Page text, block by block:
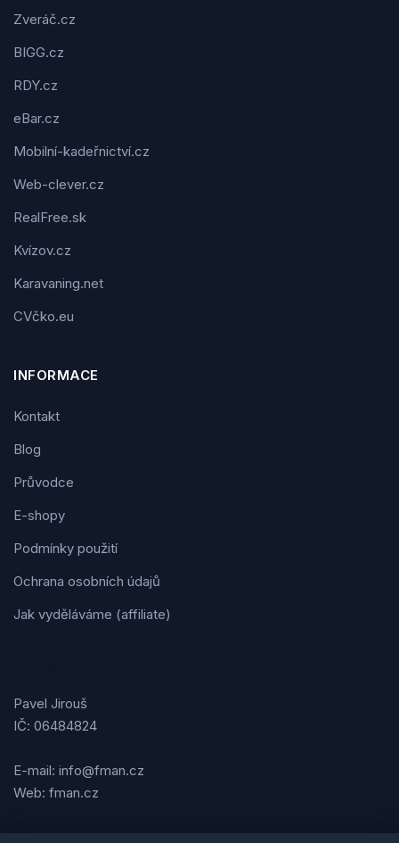
Zveráč.cz
BIGG.cz
RDY.cz
eBar.cz
Mobilní-kadeřnictví.cz
Web-clever.cz
RealFree.sk
Kvízov.cz
Karavaning.net
CVčko.eu
INFORMACE
Kontakt
Blog
Průvodce
E-shopy
Podmínky použití
Ochrana osobních údajů
Jak vyděláváme (affiliate)
Pavel Jirouš
IČ: 06484824
E-mail: info@fman.cz
Web: fman.cz